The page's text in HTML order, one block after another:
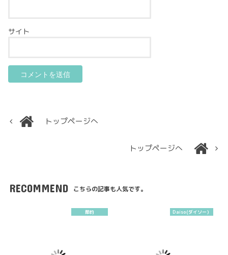
サイト
トップページへ
トップページへ
RECOMMEND こちらの記事も人気です。
節約 Daiso(ダイソー）